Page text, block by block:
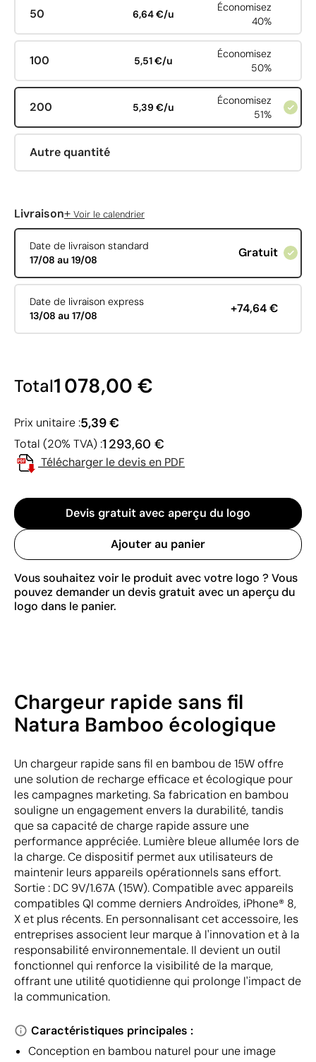
50 6,64 €/u
Économisez
40%
100 5,51 €/u
Économisez
50%
200 5,39 €/u
Économisez
51%
Autre quantité
Livraison+ Voir le calendrier
Date de livraison standard
17/08 au 19/08
Gratuit
Date de livraison express
13/08 au 17/08
+74,64 €
Total1 078,00 €
Prix unitaire :5,39 €
Total (20% TVA) :1 293,60 €
Télécharger le devis en PDF
Devis gratuit avec aperçu du logo
Ajouter au panier
Vous souhaitez voir le produit avec votre logo ? Vous
pouvez demander un devis gratuit avec un aperçu du
logo dans le panier.
Chargeur rapide sans fil
Natura Bamboo écologique
Un chargeur rapide sans fil en bambou de 15W offre
une solution de recharge efficace et écologique pour
les campagnes marketing. Sa fabrication en bambou
souligne un engagement envers la durabilité, tandis
que sa capacité de charge rapide assure une
performance appréciée. Lumière bleue allumée lors de
la charge. Ce dispositif permet aux utilisateurs de
maintenir leurs appareils opérationnels sans effort.
Sortie : DC 9V/1.67A (15W). Compatible avec appareils
compatibles QI comme derniers Androïdes, iPhone® 8,
X et plus récents. En personnalisant cet accessoire, les
entreprises associent leur marque à l'innovation et à la
responsabilité environnementale. Il devient un outil
fonctionnel qui renforce la visibilité de la marque,
offrant une utilité quotidienne qui prolonge l'impact de
la communication.
Caractéristiques principales :
Conception en bambou naturel pour une image